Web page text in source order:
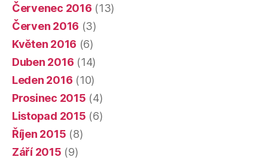
Červenec 2016 (13)
Červen 2016 (3)
Květen 2016 (6)
Duben 2016 (14)
Leden 2016 (10)
Prosinec 2015 (4)
Listopad 2015 (6)
Říjen 2015 (8)
Září 2015 (9)